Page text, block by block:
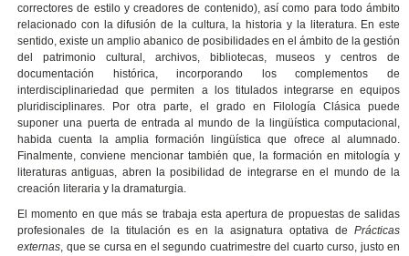
correctores de estilo y creadores de contenido), así como para todo ámbito
relacionado con la difusión de la cultura, la historia y la literatura. En este
sentido, existe un amplio abanico de posibilidades en el ámbito de la gestión
del patrimonio cultural, archivos, bibliotecas, museos y centros de
documentación histórica, incorporando los complementos de
interdisciplinariedad que permiten a los titulados integrarse en equipos
pluridisciplinares. Por otra parte, el grado en Filología Clásica puede
suponer una puerta de entrada al mundo de la lingüística computacional,
habida cuenta la amplia formación lingüística que ofrece al alumnado.
Finalmente, conviene mencionar también que, la formación en mitología y
literaturas antiguas, abren la posibilidad de integrarse en el mundo de la
creación literaria y la dramaturgia.
El momento en que más se trabaja esta apertura de propuestas de salidas
profesionales de la titulación es en la asignatura optativa dePrácticas
externas, que se cursa en el segundo cuatrimestre del cuarto curso, justo en